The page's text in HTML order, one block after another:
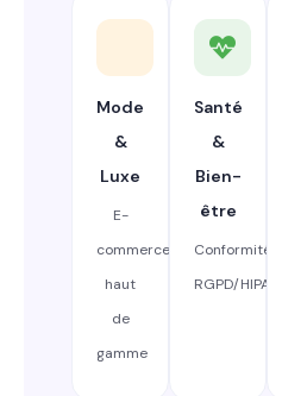
Mode
&
Luxe
E-
commerce
haut
de
gamme
Santé
&
Bien-
être
Conformité
RGPD/HIPAA